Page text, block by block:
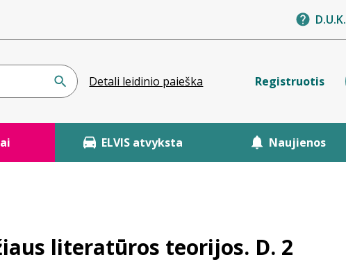
D.U.K.
Detali leidinio paieška Registruotis
ELVIS atvyksta Naujienos
literatūros teorijos. D. 2